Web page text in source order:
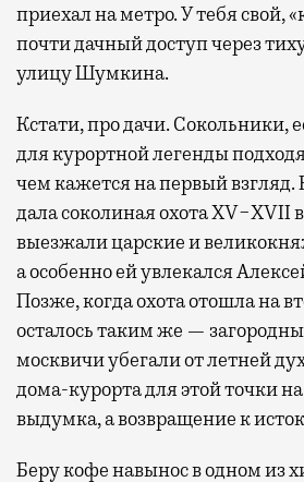
приехал на метро. У тебя свой,
почти дачный доступ через
улицу Шумкина.
Кстати, про дачи. Сокольники,
для курортной легенды
чем кажется на первый взгляд.
дала соколиная охота XV−XVII
выезжали царские и
а особенно ей увлекался
Позже, когда охота отошла на
осталось таким же —
москвичи убегали от летней
дома-курорта для этой точки
выдумка, а возвращение к
Беру кофе навынос в одном из